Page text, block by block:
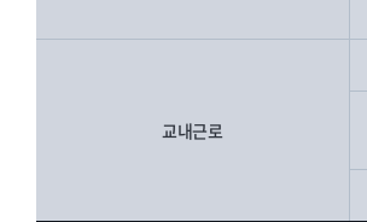
교내근로